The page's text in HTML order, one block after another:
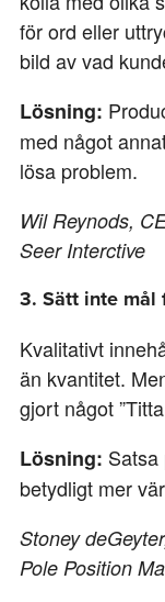
för ord eller
bild av vad
Lösning:
med något
lösa problem.
Wil Reynods,
Seer Interctive
3. Sätt inte
Kvalitativt
än kvantitet.
gjort något
Lösning:
betydligt mer
Stoney
Pole Position